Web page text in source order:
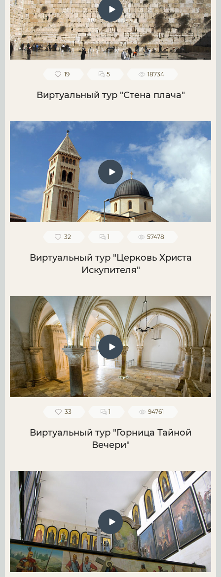
19 5 18734
Виртуальный тур "Стена плача"
32 1 57478
Виртуальный тур "Церковь Христа
Искупителя"
33 1 94761
Виртуальный тур "Горница Тайной
Вечери"